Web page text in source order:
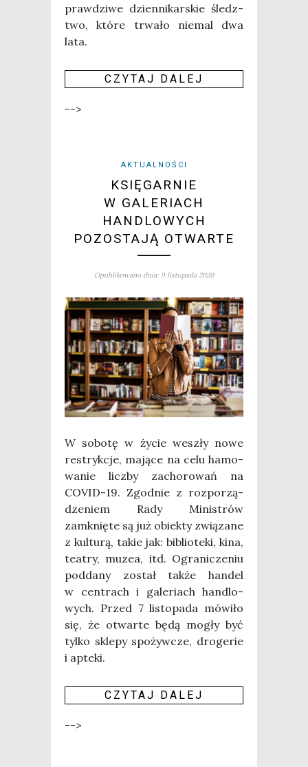
praw­dzi­we dzien­ni­kar­skie śledz­
two, któ­re trwa­ło nie­mal dwa
lata.
CZY­TAJ DALEJ
-->
AKTUALNOŚCI
KSIĘGARNIE
W GALERIACH
HANDLOWYCH
POZOSTAJĄ OTWARTE
Opublikowano dnia: 9 listopada 2020
W sobo­tę w życie weszły nowe
restryk­cje, mają­ce na celu hamo­
wa­nie licz­by zacho­ro­wań na
COVID-19. Zgod­nie z roz­po­rzą­
dze­niem Rady Mini­strów
zamknię­te są już obiek­ty zwią­za­ne
z kul­tu­rą, takie jak: biblio­te­ki, kina,
teatry, muzea, itd. Ogra­ni­cze­niu
pod­da­ny został tak­że han­del
w cen­trach i gale­riach han­dlo­
wych. Przed 7 listo­pa­da mówi­ło
się, że otwar­te będą mogły być
tyl­ko skle­py spo­żyw­cze, dro­ge­rie
i apte­ki.
CZY­TAJ DALEJ
-->